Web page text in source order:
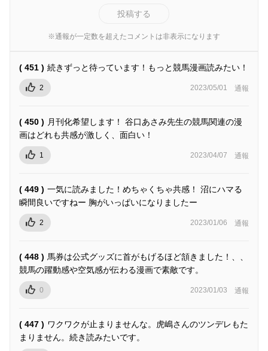
投稿する
※通報が一定数を超えたコメントは非表示になります
( 451 ) 続きずっと待っています！もっと競馬漫画読みたい！
2 2023/05/01 通報
( 450 ) 月刊化希望します！ 谷口あさみ先生の競馬関連の漫
画はどれも共感が激しく、面白い！
1 2023/04/07 通報
( 449 ) 一気に読みました！めちゃくちゃ共感！ 沼にハマる
瞬間良いですねー 胸がいっぱいになりましたー
2 2023/01/06 通報
( 448 ) 馬券は公式グッズに首がもげるほど頷きました！、、
競馬の躍動感や空気感が伝わる漫画で素敵です。
0 2023/01/03 通報
( 447 ) ワクワクが止まりませんな。虎嶋さんのツンデレもた
まりません。続き読みたいです。